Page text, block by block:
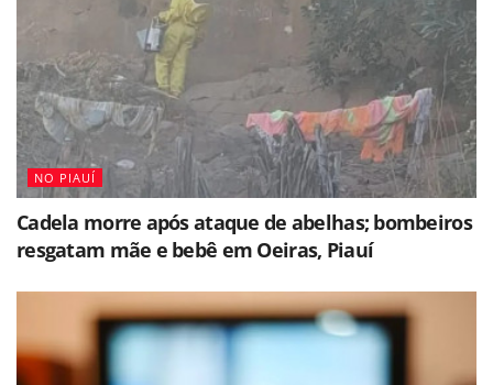
NO PIAUÍ
Cadela morre após ataque de abelhas; bombeiros
resgatam mãe e bebê em Oeiras, Piauí